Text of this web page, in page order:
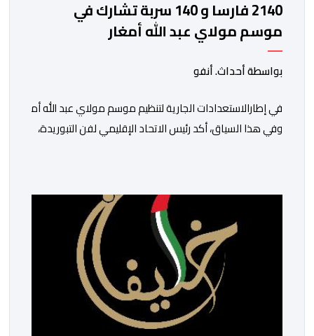
2140 فارسا و 140 سربة تشارك في
موسم مولاي عبد الله أمغار
بواسطة أحداث. أنفو
في إطارالاستعدادات الجارية لتنظيم موسم مولاي عبد الله
وفي هذا السياق، أكد رئيس الاتحاد الإقليمي لفن التبوريدة،
ولم تخل هذه الدورة من مؤشرات إيجابية على مستوى
وتبرز هذه الأرقام الحجم الكبير الذي باتت تعرفه
ومن المرتقب أن تعرف فعاليات الموسم إقبالا جماهيريا
واسعا،في ظل الشغف الكبير الذي يحظى به فن التبوريدة،